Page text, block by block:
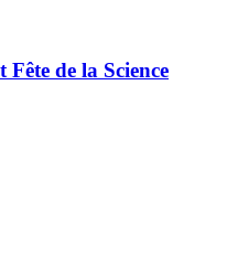
de la Science